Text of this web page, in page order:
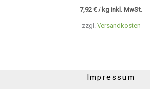
zzgl. Versandkosten
7,92 € / kg inkl. MwSt.
Impressum